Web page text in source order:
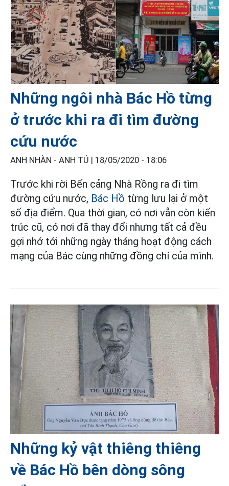
Những ngôi nhà Bác Hồ từng
ở trước khi ra đi tìm đường
cứu nước
ANH NHÀN - ANH TÚ | 18/05/2020 - 18:06
Trước khi rời Bến cảng Nhà Rồng ra đi tìm
đường cứu nước, Bác Hồ từng lưu lại ở một
số địa điểm. Qua thời gian, có nơi vẫn còn kiến
trúc cũ, có nơi đã thay đổi nhưng tất cả đều
gợi nhớ tới những ngày tháng hoạt động cách
mạng của Bác cùng những đồng chí của mình.
Những kỷ vật thiêng thiêng
về Bác Hồ bên dòng sông